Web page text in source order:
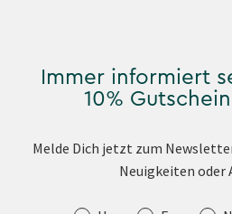
Immer informiert
10%
Melde Dich jetzt zum
Neuigkeiten oder